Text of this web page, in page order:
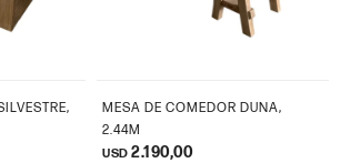
MESA DE COMEDOR DUNA,
2.44M
USD 2.190,00